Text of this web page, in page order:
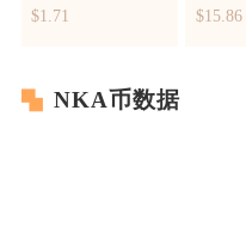
$1.71
$15.86
NKA币数据